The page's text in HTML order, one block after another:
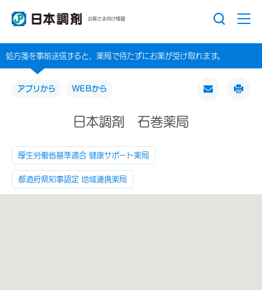
お客さま向け情報
処方箋を事前送信すると、薬局で待たずにお薬が受け取れます。
アプリから WEBから
日本調剤 石巻薬局
厚生労働省基準適合 健康サポート薬局
都道府県知事認定 地域連携薬局